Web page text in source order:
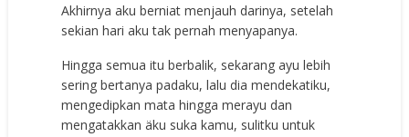
Akhirnya aku berniat menjauh darinya, setelah
sekian hari aku tak pernah menyapanya.
Hingga semua itu berbalik, sekarang ayu lebih
sering bertanya padaku, lalu dia mendekatiku,
mengedipkan mata hingga merayu dan
mengatakkan äku suka kamu, sulitku untuk